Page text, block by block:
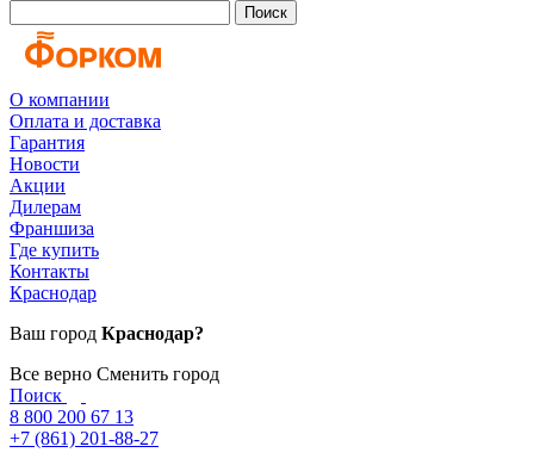
Поиск
О компании
Оплата и доставка
Гарантия
Новости
Акции
Дилерам
Франшиза
Где купить
Контакты
Краснодар
Ваш город Краснодар?
Все верно Сменить город
Поиск
8 800 200 67 13
+7 (861) 201-88-27